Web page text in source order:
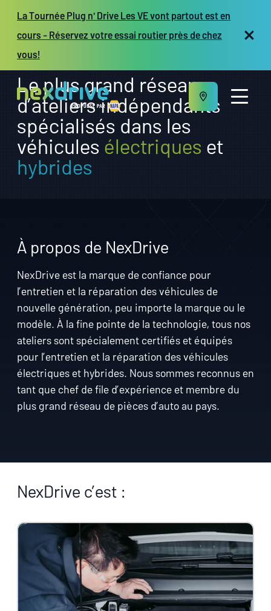
La Tournée Plug n' Drive Les VE vont partout est en
cours - Réservez votre essai routier près de chez
vous!
À propos
EN
Le plus grand réseau
d’ateliers indépendants
spécialisés dans les
véhicules électriques et
hybrides
À propos de NexDrive
NexDrive est la marque de confiance pour
l’entretien et la réparation des véhicules de
nouvelle génération, peu importe la marque ou le
modèle. À la fine pointe de la technologie, tous nos
ateliers sont spécialement certifiés et équipés
pour l’entretien et la réparation des véhicules
électriques et hybrides. Nous sommes reconnus en
tant que chef de file d’expérience et membre du
plus grand réseau de pièces d’auto au pays.
NexDrive c’est :